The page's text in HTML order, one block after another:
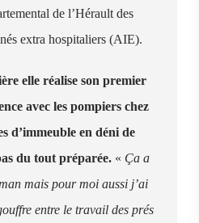
de l’Hérault des
extra hospitaliers (AIE).
elle réalise son premier
avec les pompiers chez
d’immeuble en déni de
du tout préparée. « Ça a
mais pour moi aussi j’ai
entre le travail des prés